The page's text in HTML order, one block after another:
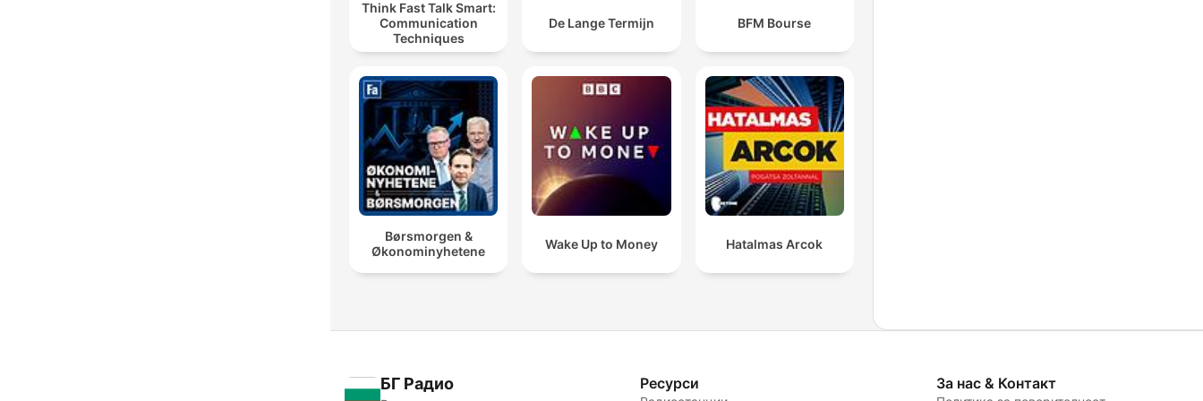
Think Fast Talk Smart:
Communication
Techniques
De Lange Termijn BFM Bourse
Børsmorgen &
Økonominyhetene
Wake Up to Money Hatalmas Arcok
БГ Радио Ресурси За нас & Контакт